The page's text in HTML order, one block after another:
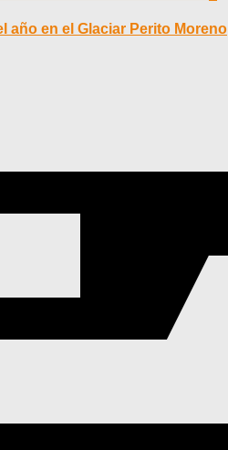
en el Glaciar Perito Moreno